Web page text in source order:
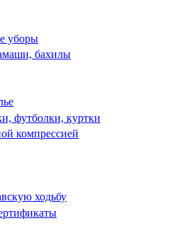
уборы
бахилы
футболки, куртки
компрессией
ходьбу